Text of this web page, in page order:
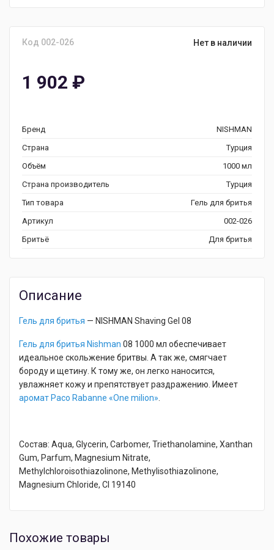
Код 002-026 Нет в наличии
1 902 ₽
Бренд
NISHMAN
Страна
Турция
Объём
1000 мл
Страна производитель
Турция
Тип товара
Гель для бритья
Артикул
002-026
Бритьё
Для бритья
Описание
Гель для бритья — NISHMAN Shaving Gel 08
Гель для бритья Nishman 08 1000 мл обеспечивает
идеальное скольжение бритвы. А так же, смягчает
бороду и щетину. К тому же, он легко наносится,
увлажняет кожу и препятствует раздражению. Имеет
аромат Paco Rabanne «One milion»
Состав: Aqua, Glycerin, Carbomer, Triethanolamine, Xanthan
Gum, Parfum, Magnesium Nitrate,
Methylchloroisothiazolinone, Methylisothiazolinone,
Magnesium Chloride, CI 19140
Похожие товары